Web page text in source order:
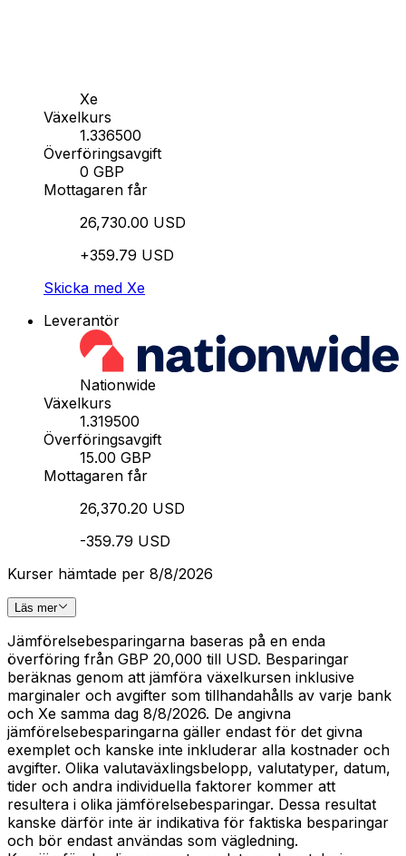
Xe
Växelkurs
1.336500
Överföringsavgift
0 GBP
Mottagaren får
26,730.00 USD
+359.79 USD
Skicka med Xe
Leverantör
Nationwide
Växelkurs
1.319500
Överföringsavgift
15.00 GBP
Mottagaren får
26,370.20 USD
-359.79 USD
Kurser hämtade per 8/8/2026
Läs mer
Jämförelsebesparingarna baseras på en enda
överföring från GBP 20,000 till USD. Besparingar
beräknas genom att jämföra växelkursen inklusive
marginaler och avgifter som tillhandahålls av varje bank
och Xe samma dag 8/8/2026. De angivna
jämförelsebesparingarna gäller endast för det givna
exemplet och kanske inte inkluderar alla kostnader och
avgifter. Olika valutaväxlingsbelopp, valutatyper, datum,
tider och andra individuella faktorer kommer att
resultera i olika jämförelsebesparingar. Dessa resultat
kanske därför inte är indikativa för faktiska besparingar
och bör endast användas som vägledning.